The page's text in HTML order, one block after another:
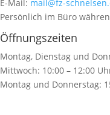
E-Mail: mail@fz-
Persönlich im Büro
Öffnungszeiten
Montag, Dienstag und
Mittwoch: 10:00 – 12:00
Montag und Donnerstag: